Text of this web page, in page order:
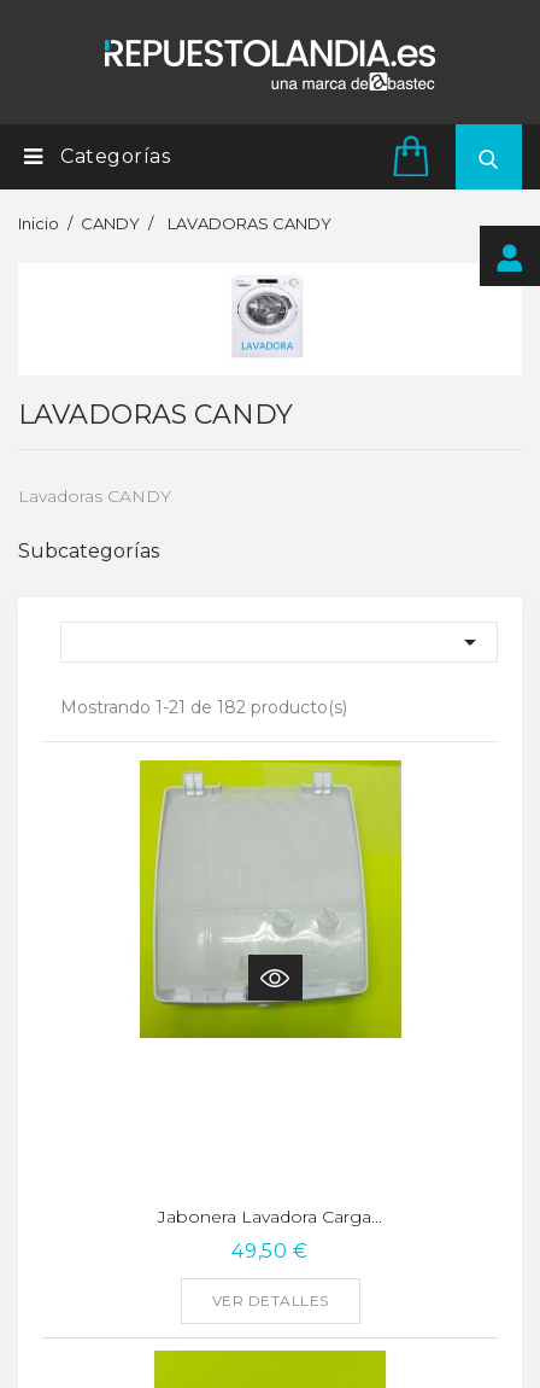
Categorías
Inicio CANDY LAVADORAS CANDY
LAVADORAS CANDY
Lavadoras CANDY
Subcategorías

Mostrando 1-21 de 182 producto(s)
Jabonera Lavadora Carga...
49,50 €
VER DETALLES